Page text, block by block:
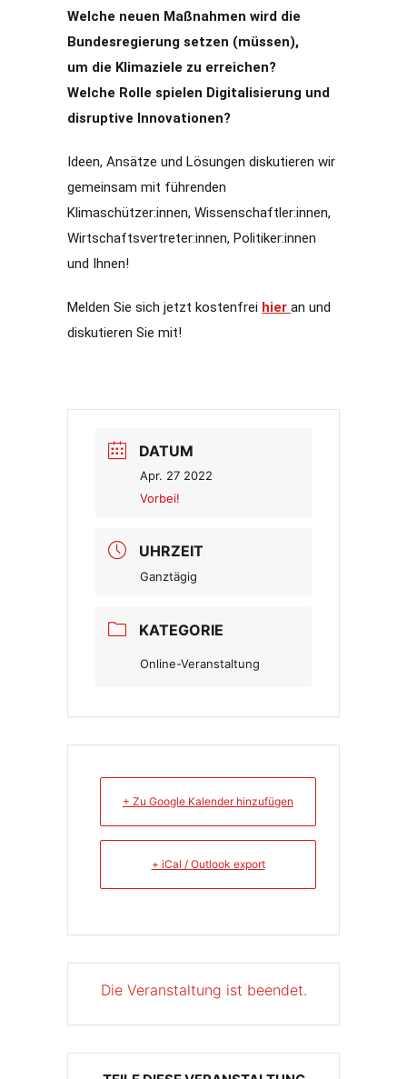
Welche neuen Maßnahmen wird die
Bundesregierung setzen (müssen),
um die Klimaziele zu erreichen?
Welche Rolle spielen Digitalisierung und
disruptive Innovationen?
Ideen, Ansätze und Lösungen diskutieren wir
gemeinsam mit führenden
Klimaschützer:innen, Wissenschaftler:innen,
Wirtschaftsvertreter:innen, Politiker:innen
und Ihnen!
Melden Sie sich jetzt kostenfrei hier an und
diskutieren Sie mit!
DATUM
Apr. 27 2022
Vorbei!
UHRZEIT
Ganztägig
KATEGORIE
Online-Veranstaltung
+ Zu Google Kalender hinzufügen
+ iCal / Outlook export
Die Veranstaltung ist beendet.